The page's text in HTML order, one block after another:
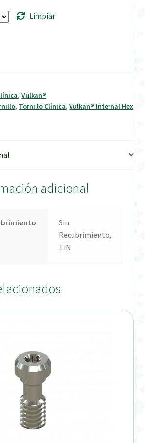
Limpiar
,Vulkan®
, Tornillo Clínica,Vulkan® Internal Hex
adicional
Sin
Recubrimiento,
TiN